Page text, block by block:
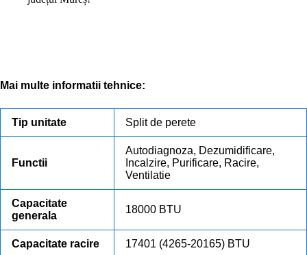
Mai multe informatii tehnice:
Tip unitate Split de perete
Functii
Autodiagnoza, Dezumidificare,
Incalzire, Purificare, Racire,
Ventilatie
Capacitate
generala
18000 BTU
Capacitate racire 17401 (4265-20165) BTU